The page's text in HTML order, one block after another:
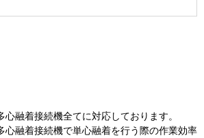
融着接続機全てに対応しております。
心融着接続機で単心融着を行う際の作業効率